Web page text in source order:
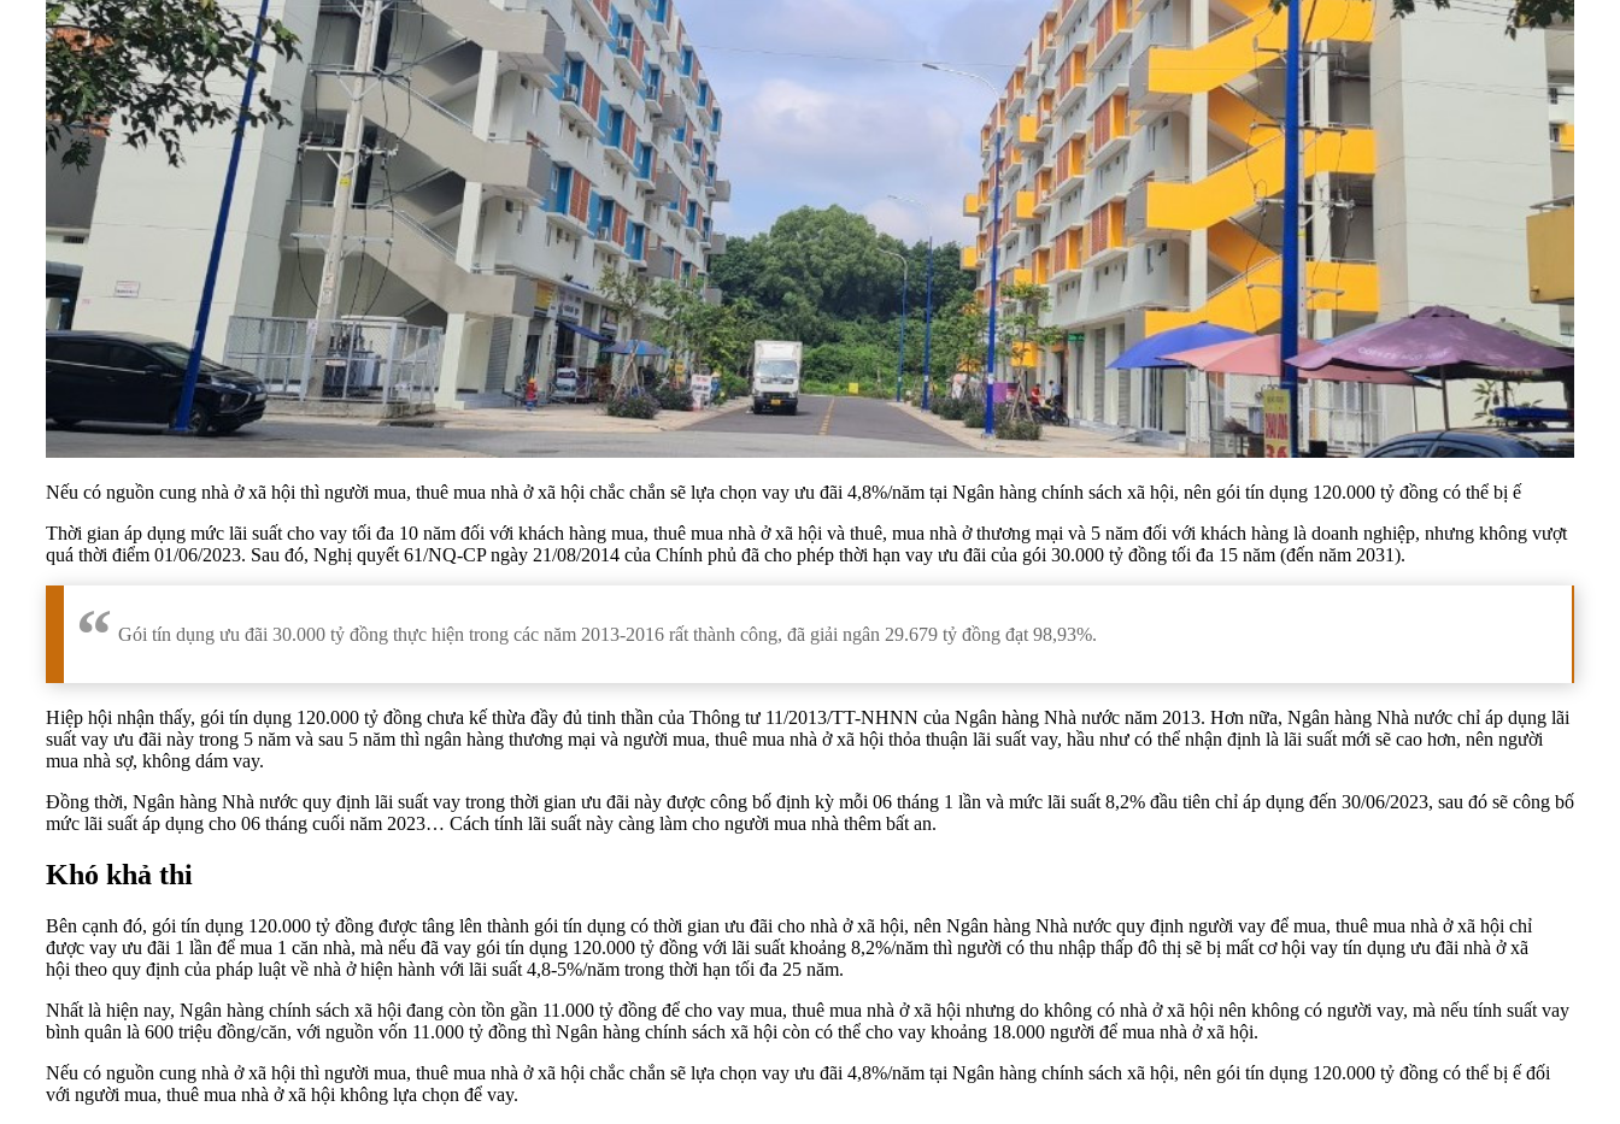
Nếu có nguồn cung nhà ở xã hội thì người mua, thuê mua nhà ở xã hội chắc chắn sẽ lựa chọn vay ưu đãi 4,8%/năm tại Ngân hàng chính sách xã hội, nên gói tín dụng 120.000 tỷ đồng có thể bị ế
Thời gian áp dụng mức lãi suất cho vay tối đa 10 năm đối với khách hàng mua, thuê mua nhà ở xã hội và thuê, mua nhà ở thương mại và 5 năm đối với khách hàng là doanh nghiệp, nhưng không vượt
quá thời điểm 01/06/2023. Sau đó, Nghị quyết 61/NQ-CP ngày 21/08/2014 của Chính phủ đã cho phép thời hạn vay ưu đãi của gói 30.000 tỷ đồng tối đa 15 năm (đến năm 2031).
Gói tín dụng ưu đãi 30.000 tỷ đồng thực hiện trong các năm 2013-2016 rất thành công, đã giải ngân 29.679 tỷ đồng đạt 98,93%.
Hiệp hội nhận thấy, gói tín dụng 120.000 tỷ đồng chưa kế thừa đầy đủ tinh thần của Thông tư 11/2013/TT-NHNN của Ngân hàng Nhà nước năm 2013. Hơn nữa, Ngân hàng Nhà nước chỉ áp dụng lãi
suất vay ưu đãi này trong 5 năm và sau 5 năm thì ngân hàng thương mại và người mua, thuê mua nhà ở xã hội thỏa thuận lãi suất vay, hầu như có thể nhận định là lãi suất mới sẽ cao hơn, nên người
mua nhà sợ, không dám vay.
Đồng thời, Ngân hàng Nhà nước quy định lãi suất vay trong thời gian ưu đãi này được công bố định kỳ mỗi 06 tháng 1 lần và mức lãi suất 8,2% đầu tiên chỉ áp dụng đến 30/06/2023, sau đó sẽ công bố
mức lãi suất áp dụng cho 06 tháng cuối năm 2023… Cách tính lãi suất này càng làm cho người mua nhà thêm bất an.
Khó khả thi
Bên cạnh đó, gói tín dụng 120.000 tỷ đồng được tâng lên thành gói tín dụng có thời gian ưu đãi cho nhà ở xã hội, nên Ngân hàng Nhà nước quy định người vay để mua, thuê mua nhà ở xã hội chỉ
được vay ưu đãi 1 lần để mua 1 căn nhà, mà nếu đã vay gói tín dụng 120.000 tỷ đồng với lãi suất khoảng 8,2%/năm thì người có thu nhập thấp đô thị sẽ bị mất cơ hội vay tín dụng ưu đãi nhà ở xã
hội theo quy định của pháp luật về nhà ở hiện hành với lãi suất 4,8-5%/năm trong thời hạn tối đa 25 năm.
Nhất là hiện nay, Ngân hàng chính sách xã hội đang còn tồn gần 11.000 tỷ đồng để cho vay mua, thuê mua nhà ở xã hội nhưng do không có nhà ở xã hội nên không có người vay, mà nếu tính suất vay
bình quân là 600 triệu đồng/căn, với nguồn vốn 11.000 tỷ đồng thì Ngân hàng chính sách xã hội còn có thể cho vay khoảng 18.000 người để mua nhà ở xã hội.
Nếu có nguồn cung nhà ở xã hội thì người mua, thuê mua nhà ở xã hội chắc chắn sẽ lựa chọn vay ưu đãi 4,8%/năm tại Ngân hàng chính sách xã hội, nên gói tín dụng 120.000 tỷ đồng có thể bị ế đối
với người mua, thuê mua nhà ở xã hội không lựa chọn để vay.